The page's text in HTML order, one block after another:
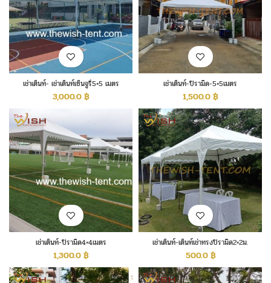
เช่าเต็นท์- เช่าเต็นท์เซ็นจูรี่5×5 เมตร
3,000.0฿
เช่าเต็นท์-ปิรามิด-5×5เมตร
1,500.0฿
เช่าเต็นท์-ปิรามิด4×4เมตร
1,300.0฿
เช่าเต็นท์-เต็นท์เช่าทรงปิรามิด2×2ม.
500.0฿